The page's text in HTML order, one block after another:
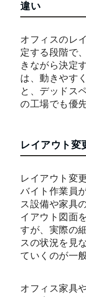
違い
オフィスのレ
定する段階で
きながら決定
は、動きやす
と、デッドス
の工場でも優
レイアウト変
レイアウト変
バイト作業員
ス設備や家具
イアウト図面
すが、実際の
スの状況を見
ていくのが一
オフィス家具